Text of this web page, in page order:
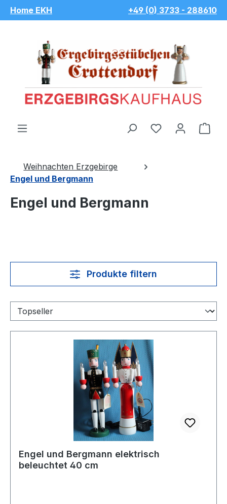
Zum Hauptinhalt springen
Home EKH +49 (0) 3733 - 288610
Du hast 0
Weihnachten Erzgebirge
Engel und Bergmann
Engel und Bergmann
Produkte filtern
Engel und Bergmann elektrisch
beleuchtet 40 cm